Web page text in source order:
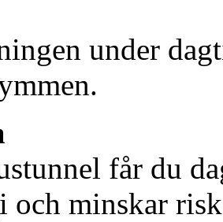
under
får du
och minskar